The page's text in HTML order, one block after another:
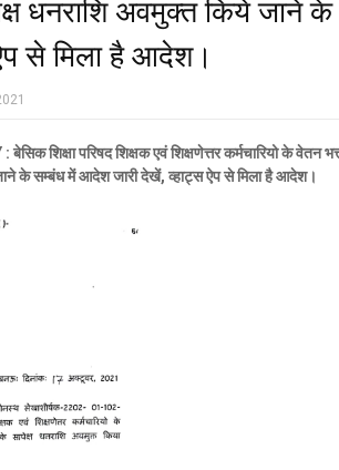
धनराशि अवमुक्त किये जाने
से मिला है आदेश।
शिक्षा परिषद शिक्षक एवं शिक्षणेत्तर कर्मचारियो के वेतन
के सम्बंध में आदेश जारी देखें, व्हाट्स ऐप से मिला है आदेश।